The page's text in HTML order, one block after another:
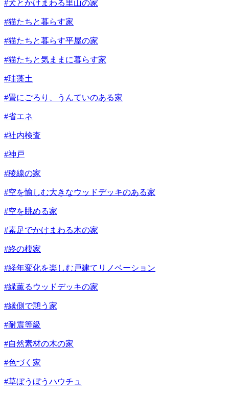
#犬とかけまわる里山の家
#猫たちと暮らす家
#猫たちと暮らす平屋の家
#猫たちと気ままに暮らす家
#珪藻土
#畳にごろり、うんていのある家
#省エネ
#社内検査
#神戸
#稜線の家
#空を愉しむ大きなウッドデッキのある家
#空を眺める家
#素足でかけまわる木の家
#終の棲家
#経年変化を楽しむ戸建てリノベーション
#緑薫るウッドデッキの家
#縁側で憩う家
#耐震等級
#自然素材の木の家
#色づく家
#草ぼうぼうハウチュ